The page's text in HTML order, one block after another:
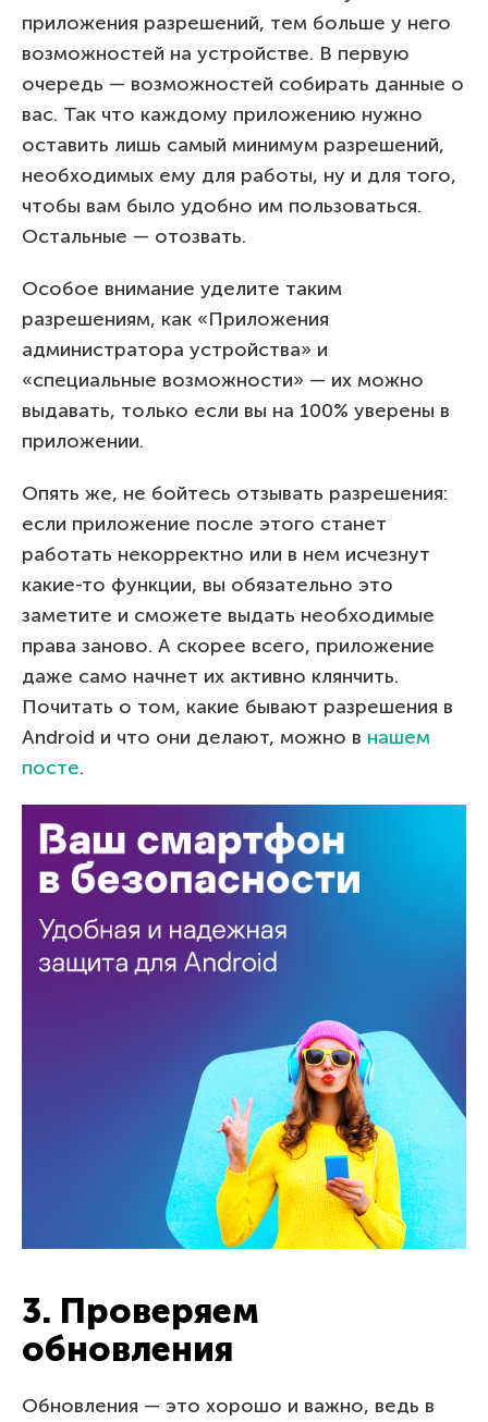
приложения разрешений, тем больше у него
возможностей на устройстве. В первую
очередь — возможностей собирать данные о
вас. Так что каждому приложению нужно
оставить лишь самый минимум разрешений,
необходимых ему для работы, ну и для того,
чтобы вам было удобно им пользоваться.
Остальные — отозвать.
Особое внимание уделите таким
разрешениям, как «Приложения
администратора устройства» и
«специальные возможности» — их можно
выдавать, только если вы на 100% уверены в
приложении.
Опять же, не бойтесь отзывать разрешения:
если приложение после этого станет
работать некорректно или в нем исчезнут
какие-то функции, вы обязательно это
заметите и сможете выдать необходимые
права заново. А скорее всего, приложение
даже само начнет их активно клянчить.
Почитать о том, какие бывают разрешения в
Android и что они делают, можно в нашем
посте.
3. Проверяем
обновления
Обновления — это хорошо и важно, ведь в